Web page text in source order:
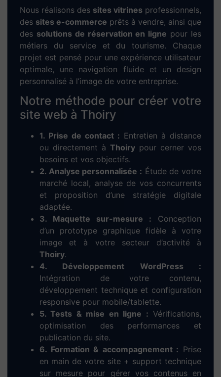
Dieup’art – Votre
agence web à Thoiry,
experte en création de
site internet
Confiez votre
création de
site web à Thoiryà une
agence locale et engagée